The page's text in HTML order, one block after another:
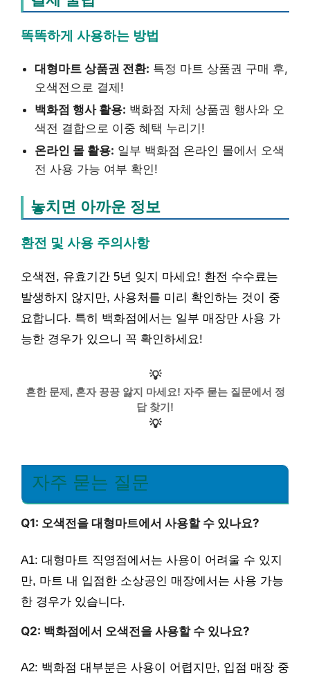
똑똑하게 사용하는 방법
대형마트 상품권 전환: 특정 마트 상품권 구매 후,
오색전으로 결제!
백화점 행사 활용: 백화점 자체 상품권 행사와 오
색전 결합으로 이중 혜택 누리기!
온라인 몰 활용: 일부 백화점 온라인 몰에서 오색
전 사용 가능 여부 확인!
놓치면 아까운 정보
환전 및 사용 주의사항
오색전, 유효기간 5년 잊지 마세요! 환전 수수료는
발생하지 않지만, 사용처를 미리 확인하는 것이 중
요합니다. 특히 백화점에서는 일부 매장만 사용 가
능한 경우가 있으니 꼭 확인하세요!
💡
흔한 문제, 혼자 끙끙 앓지 마세요! 자주 묻는 질문에서 정
답 찾기!
💡
자주 묻는 질문
Q1: 오색전을 대형마트에서 사용할 수 있나요?
A1: 대형마트 직영점에서는 사용이 어려울 수 있지
만, 마트 내 입점한 소상공인 매장에서는 사용 가능
한 경우가 있습니다.
Q2: 백화점에서 오색전을 사용할 수 있나요?
A2: 백화점 대부분은 사용이 어렵지만, 입점 매장 중